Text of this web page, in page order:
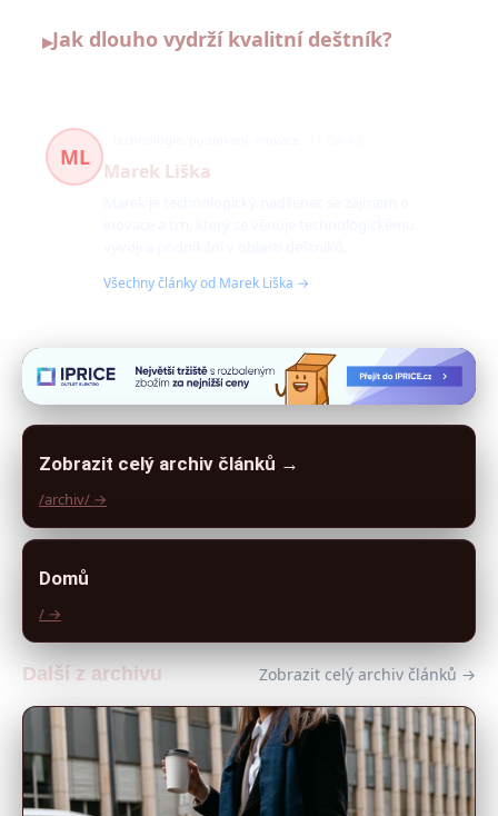
▸Jak dlouho vydrží kvalitní deštník?
ML
Marek Liška
Všechny články od Marek Liška →
Zobrazit celý archiv článků →
/archiv/ →
Domů
/ →
Další z archivu Zobrazit celý archiv článků →